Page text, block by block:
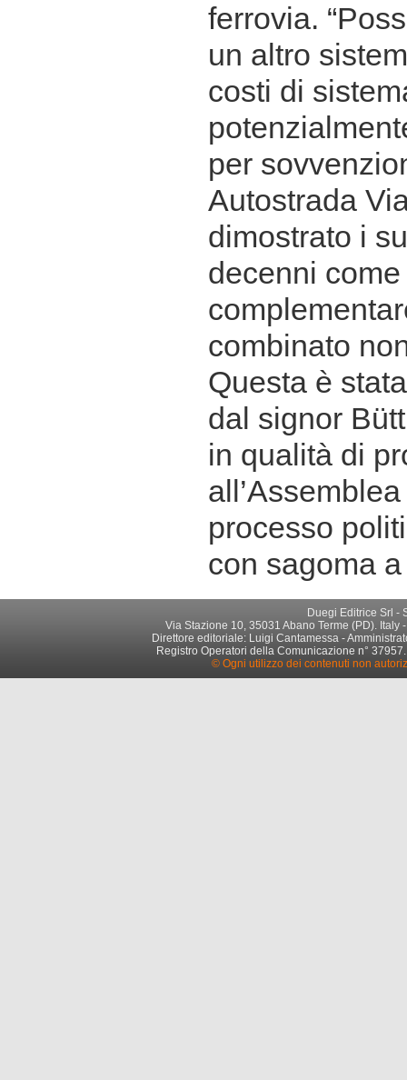
ferrovia.
un altro
costi di
per
Autostrada
dimostrato i
decenni
combinato
Questa è
dal signor
in qualità di
processo
con sagoma
Duegi Editrice Srl -
Via Stazione 10, 35031 Abano Terme (PD).
Direttore editoriale: Luigi Cantamessa -
Registro Operatori della Comunicazione n°
© Ogni utilizzo dei contenuti non